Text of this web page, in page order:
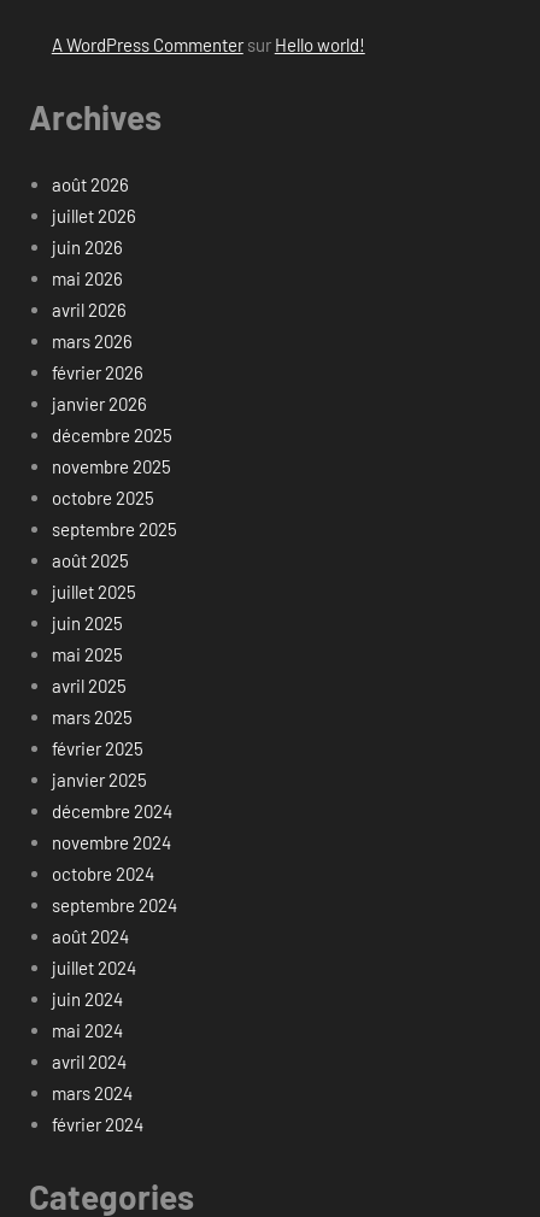
A WordPress Commentersur Hello world!
Archives
août 2026
juillet 2026
juin 2026
mai 2026
avril 2026
mars 2026
février 2026
janvier 2026
décembre 2025
novembre 2025
octobre 2025
septembre 2025
août 2025
juillet 2025
juin 2025
mai 2025
avril 2025
mars 2025
février 2025
janvier 2025
décembre 2024
novembre 2024
octobre 2024
septembre 2024
août 2024
juillet 2024
juin 2024
mai 2024
avril 2024
mars 2024
février 2024
Categories